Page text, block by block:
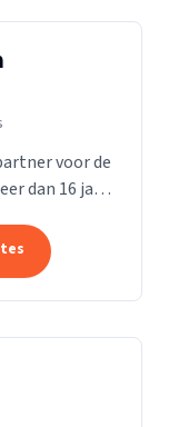
voor de
dan 16 jaar
en...